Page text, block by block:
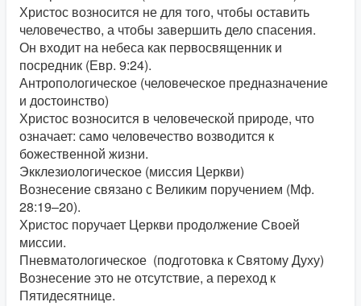
Христос возносится не для того, чтобы оставить
человечество, а чтобы завершить дело спасения.
Он входит на небеса как первосвященник и
посредник (Евр. 9:24).
Антропологическое (человеческое предназначение
и достоинство)
Христос возносится в человеческой природе, что
означает: само человечество возводится к
божественной жизни.
Экклезиологическое (миссия Церкви)
Вознесение связано с Великим поручением (Мф.
28:19–20).
Христос поручает Церкви продолжение Своей
миссии.
Пневматологическое (подготовка к Святому Духу)
Вознесение это не отсутствие, а переход к
Пятидесятнице.